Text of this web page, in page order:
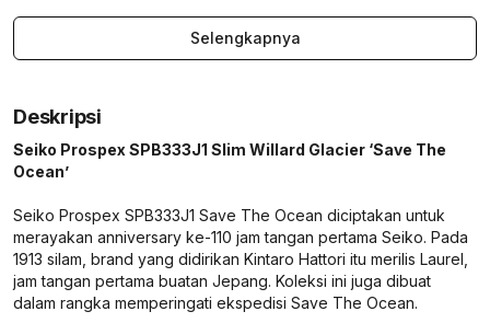
Selengkapnya
Deskripsi
Seiko Prospex SPB333J1 Slim Willard Glacier ‘Save The
Ocean’
Seiko Prospex SPB333J1 Save The Ocean diciptakan untuk
merayakan anniversary ke-110 jam tangan pertama Seiko. Pada
1913 silam, brand yang didirikan Kintaro Hattori itu merilis Laurel,
jam tangan pertama buatan Jepang. Koleksi ini juga dibuat
dalam rangka memperingati ekspedisi Save The Ocean.